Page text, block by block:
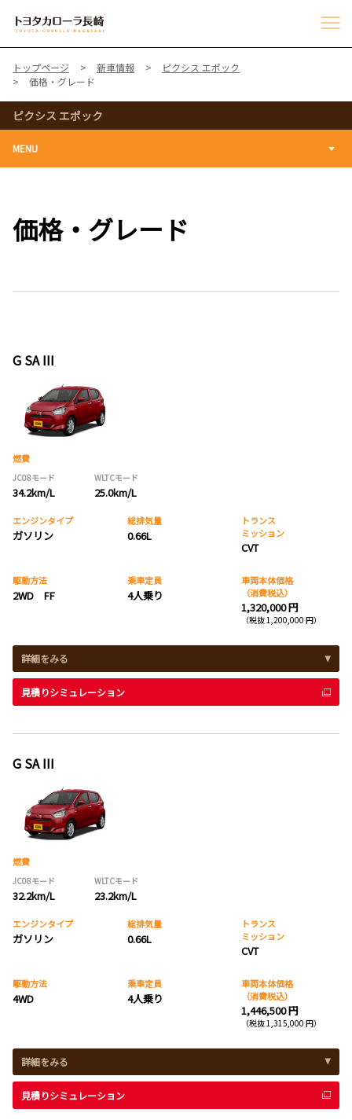
トップページ 新車情報
ピクシス エポック
価格・グレード
ピクシス エポック
MENU
価格・グレード
G SA III
燃費
JC08モード
34.2km/L
WLTCモード
25.0km/L
エンジンタイプ
ガソリン
総排気量
0.66L
トランス
ミッション
CVT
駆動方法
2WD FF
乗車定員
4人乗り
車両本体価格
（消費税込）
1,320,000 円
（税抜 1,200,000 円）
詳細をみる
見積りシミュレーション
G SA III
燃費
JC08モード
32.2km/L
WLTCモード
23.2km/L
エンジンタイプ
ガソリン
総排気量
0.66L
トランス
ミッション
CVT
駆動方法
4WD
乗車定員
4人乗り
車両本体価格
（消費税込）
1,446,500 円
（税抜 1,315,000 円）
詳細をみる
見積りシミュレーション